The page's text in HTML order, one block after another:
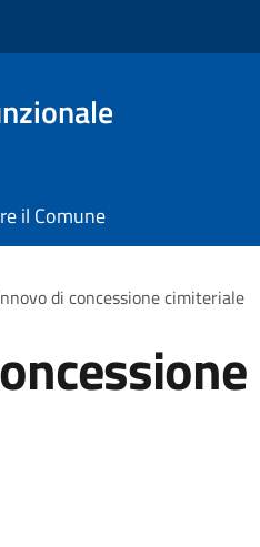
il Comune
di concessione cimiteriale